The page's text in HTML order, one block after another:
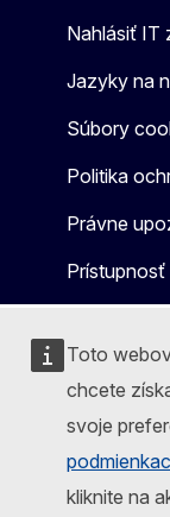
Toto
chcete
svoje
kliknite na
Nahlásiť IT
Jazyky na
Súbory
Politika
Právne
Prístupnosť